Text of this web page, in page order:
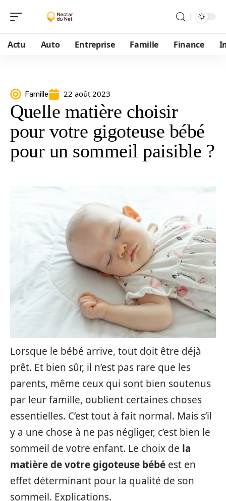
Actu Auto Entreprise Famille Finance
Famille 22 août 2023
Quelle matière choisir
pour votre gigoteuse bébé
pour un sommeil paisible ?
Lorsque le bébé arrive, tout doit être déjà
prêt. Et bien sûr, il n’est pas rare que les
parents, même ceux qui sont bien soutenus
par leur famille, oublient certaines choses
essentielles. C’est tout à fait normal. Mais s’il
y a une chose à ne pas négliger, c’est bien le
sommeil de votre enfant. Le choix de la
matière de votre gigoteuse bébé est en
effet déterminant pour la qualité de son
sommeil. Explications.